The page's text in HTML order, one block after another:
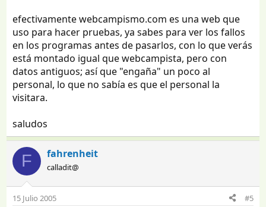
efectivamente webcampismo.com es una web que
uso para hacer pruebas, ya sabes para ver los fallos
en los programas antes de pasarlos, con lo que verás
está montado igual que webcampista, pero con
datos antiguos; así que "engaña" un poco al
personal, lo que no sabía es que el personal la
visitara.
saludos
F fahrenheit
calladit@
15 Julio 2005 #5